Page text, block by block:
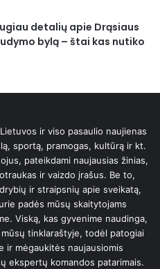
detalių apie Drąsiaus
bylą – štai kas nutiko
ir viso pasaulio naujienas
sportą, pramogas, kultūrą ir kt.
pateikdami naujausias žinias,
ir vaizdo įrašus. Be to,
ir straipsnių apie sveikatą,
padės mūsų skaitytojams
Viską, kas gyvenime naudinga,
tinklaraštyje, todėl patogiai
ir mėgaukitės naujausiomis
ekspertų komandos patarimais.